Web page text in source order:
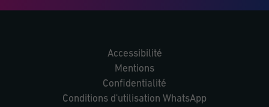
Accessibilité
Mentions
Confidentialité
Conditions d'utilisation WhatsApp